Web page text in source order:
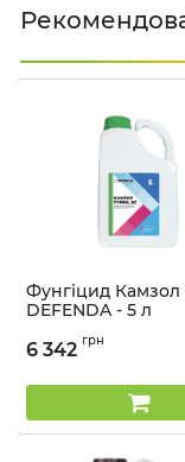
Фунгіцид Камзол
DEFENDA - 5 л
6 342 грн